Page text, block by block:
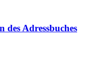
des Adressbuches